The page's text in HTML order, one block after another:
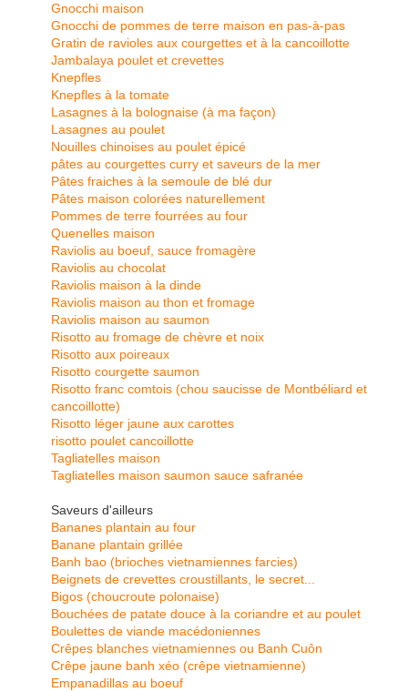
Gnocchi maison
Gnocchi de pommes de terre maison en pas-à-pas
Gratin de ravioles aux courgettes et à la cancoillotte
Jambalaya poulet et crevettes
Knepfles
Knepfles à la tomate
Lasagnes à la bolognaise (à ma façon)
Lasagnes au poulet
Nouilles chinoises au poulet épicé
pâtes au courgettes curry et saveurs de la mer
Pâtes fraiches à la semoule de blé dur
Pâtes maison colorées naturellement
Pommes de terre fourrées au four
Quenelles maison
Raviolis au boeuf, sauce fromagère
Raviolis au chocolat
Raviolis maison à la dinde
Raviolis maison au thon et fromage
Raviolis maison au saumon
Risotto au fromage de chèvre et noix
Risotto aux poireaux
Risotto courgette saumon
Risotto franc comtois (chou saucisse de Montbéliard et
cancoillotte)
Risotto léger jaune aux carottes
risotto poulet cancoillotte
Tagliatelles maison
Tagliatelles maison saumon sauce safranée
Saveurs d'ailleurs
Bananes plantain au four
Banane plantain grillée
Banh bao (brioches vietnamiennes farcies)
Beignets de crevettes croustillants, le secret...
Bigos (choucroute polonaise)
Bouchées de patate douce à la coriandre et au poulet
Boulettes de viande macédoniennes
Crêpes blanches vietnamiennes ou Banh Cuôn
Crêpe jaune banh xéo (crêpe vietnamienne)
Empanadillas au boeuf